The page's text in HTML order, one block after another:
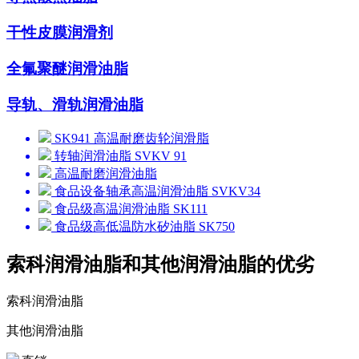
干性皮膜润滑剂
全氟聚醚润滑油脂
导轨、滑轨润滑油脂
SK941 高温耐磨齿轮润滑脂
转轴润滑油脂 SVKV 91
高温耐磨润滑油脂
食品设备轴承高温润滑油脂 SVKV34
食品级高温润滑油脂 SK111
食品级高低温防水矽油脂 SK750
索科润滑油脂和其他润滑油脂的优劣
索科润滑油脂
其他润滑油脂